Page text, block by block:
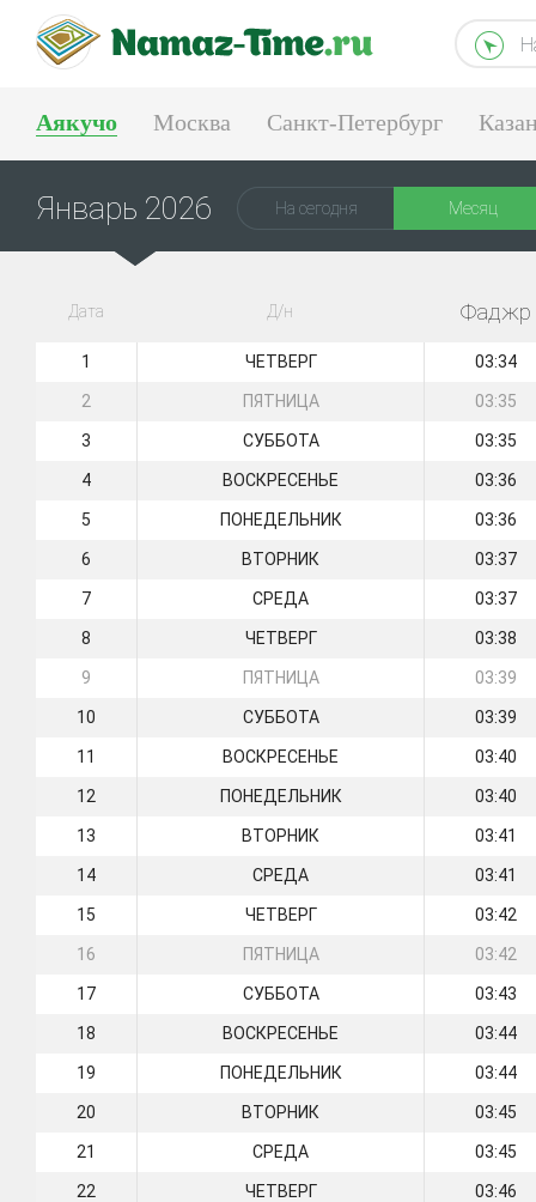
Аякучо Москва Санкт-Петербург
Январь 2026 На сегодня Месяц
Дата Д/н Фаджр
1 ЧЕТВЕРГ 03:34
2 ПЯТНИЦА 03:35
3 СУББОТА 03:35
4 ВОСКРЕСЕНЬЕ 03:36
5 ПОНЕДЕЛЬНИК 03:36
6 ВТОРНИК 03:37
7 СРЕДА 03:37
8 ЧЕТВЕРГ 03:38
9 ПЯТНИЦА 03:39
10 СУББОТА 03:39
11 ВОСКРЕСЕНЬЕ 03:40
12 ПОНЕДЕЛЬНИК 03:40
13 ВТОРНИК 03:41
14 СРЕДА 03:41
15 ЧЕТВЕРГ 03:42
16 ПЯТНИЦА 03:42
17 СУББОТА 03:43
18 ВОСКРЕСЕНЬЕ 03:44
19 ПОНЕДЕЛЬНИК 03:44
20 ВТОРНИК 03:45
21 СРЕДА 03:45
22 ЧЕТВЕРГ 03:46